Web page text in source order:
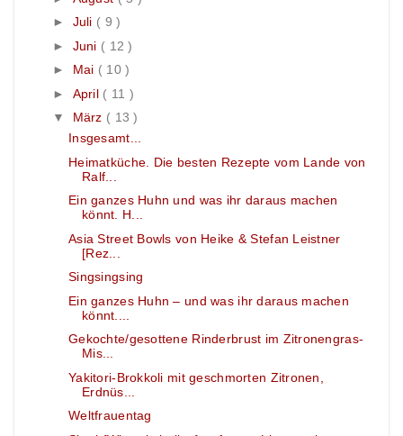
► Juli ( 9 )
► Juni ( 12 )
► Mai ( 10 )
► April ( 11 )
▼ März ( 13 )
Insgesamt...
Heimatküche. Die besten Rezepte vom Lande von
Ralf...
Ein ganzes Huhn und was ihr daraus machen
könnt. H...
Asia Street Bowls von Heike & Stefan Leistner
[Rez...
Singsingsing
Ein ganzes Huhn – und was ihr daraus machen
könnt....
Gekochte/gesottene Rinderbrust im Zitronengras-
Mis...
Yakitori-Brokkoli mit geschmorten Zitronen,
Erdnüs...
Weltfrauentag